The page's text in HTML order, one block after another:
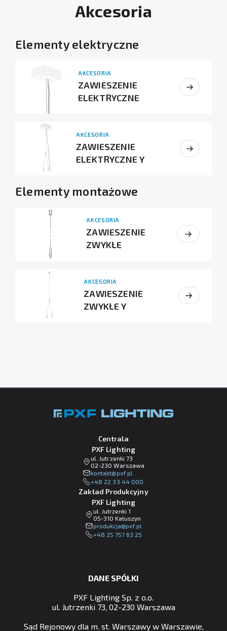
Akcesoria
Elementy elektryczne
AKCESORIA
ZAWIESZENIE
ELEKTRYCZNE
AKCESORIA
ZAWIESZENIE
ELEKTRYCZNE Y
Elementy montażowe
AKCESORIA
ZAWIESZENIE
ZWYKŁE
AKCESORIA
ZAWIESZENIE
ZWYKŁE Y
Centrala
PXF Lighting
ul. Jutrzenki 73
02-230 Warszawa
lp.fxp@tkatnok
+48 22 33 44 000
Zakład Produkcyjny
PXF Lighting
ul. Jutrzenki 1
05-310 Kałuszyn
lp.fxp@ajckudorp
+48 25 757 63 25
DANE SPÓŁKI
PXF Lighting Sp. z o.o.
ul. Jutrzenki 73, 02-230 Warszawa
Sąd Rejonowy dla m. st. Warszawy w Warszawie,